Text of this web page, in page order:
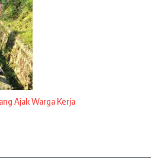
Ajak Warga Kerja